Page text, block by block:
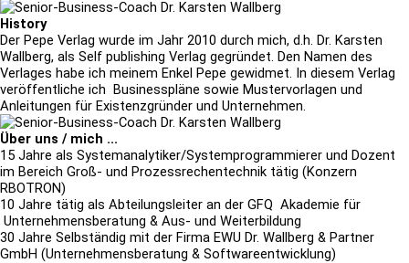
History
Der Pepe Verlag wurde im Jahr 2010 durch mich, d.h. Dr. Karsten
Wallberg, als Self publishing Verlag gegründet. Den Namen des
Verlages habe ich meinem Enkel Pepe gewidmet. In diesem Verlag
veröffentliche ich Businesspläne sowie Mustervorlagen und
Anleitungen für Existenzgründer und Unternehmen.
Über uns / mich ...
15 Jahre als Systemanalytiker/Systemprogrammierer und Dozent
im Bereich Groß- und Prozessrechentechnik tätig (Konzern
RBOTRON)
10 Jahre tätig als Abteilungsleiter an der GFQ Akademie für
Unternehmensberatung & Aus- und Weiterbildung
30 Jahre Selbständig mit der Firma EWU Dr. Wallberg & Partner
GmbH (Unternehmensberatung & Softwareentwicklung)